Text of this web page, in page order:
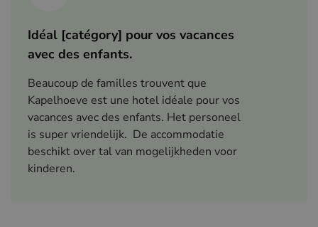
Idéal [catégory] pour vos vacances
avec des enfants.
Beaucoup de familles trouvent que
Kapelhoeve est une hotel idéale pour vos
vacances avec des enfants. Het personeel
is super vriendelijk. De accommodatie
beschikt over tal van mogelijkheden voor
kinderen.